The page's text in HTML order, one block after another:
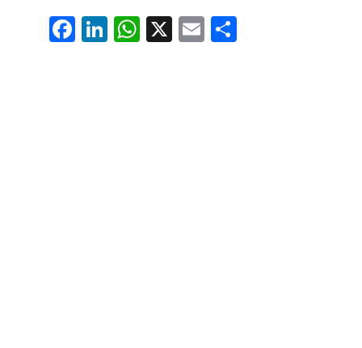
Fa
ce
Li
nk
W
ha
X E
m
Pa